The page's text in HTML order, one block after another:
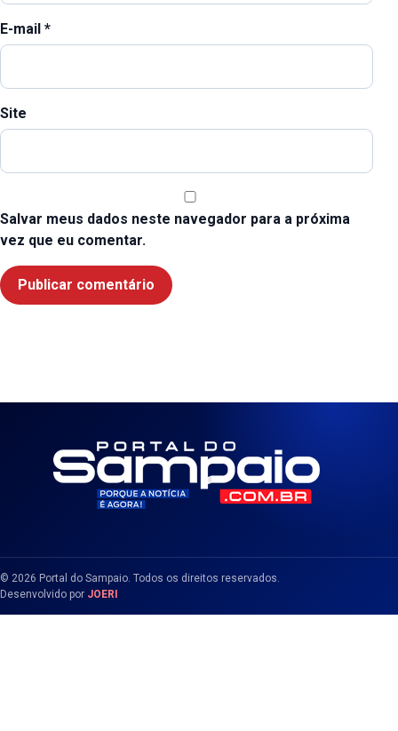
E-mail *
Site
Salvar meus dados neste navegador para a próxima
vez que eu comentar.
© 2026 Portal do Sampaio. Todos os direitos reservados.
Desenvolvido por JOERI